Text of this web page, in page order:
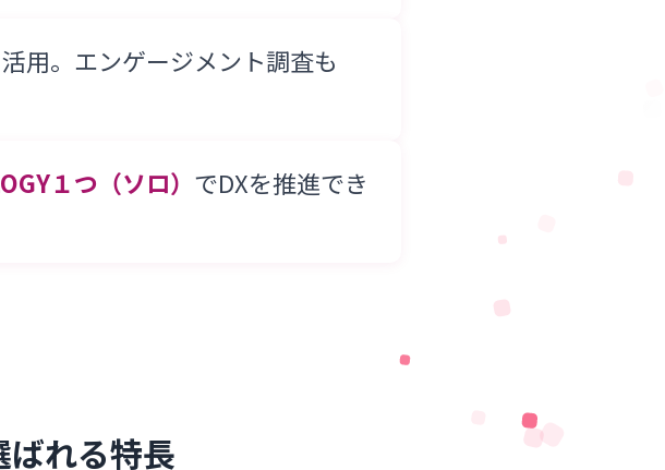
用。エンゲージメント調査も
１つ（ソロ） でDXを推進でき
ばれる特長